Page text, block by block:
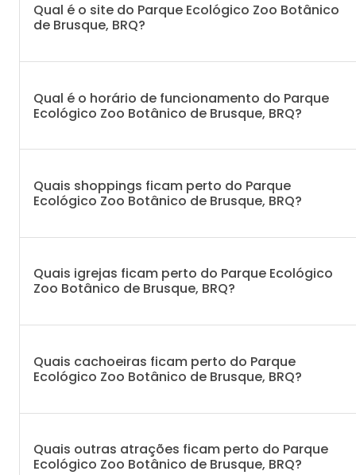
Qual é o site do Parque Ecológico Zoo Botânico
de Brusque, BRQ?
Qual é o horário de funcionamento do Parque
Ecológico Zoo Botânico de Brusque, BRQ?
Quais shoppings ficam perto do Parque
Ecológico Zoo Botânico de Brusque, BRQ?
Quais igrejas ficam perto do Parque Ecológico
Zoo Botânico de Brusque, BRQ?
Quais cachoeiras ficam perto do Parque
Ecológico Zoo Botânico de Brusque, BRQ?
Quais outras atrações ficam perto do Parque
Ecológico Zoo Botânico de Brusque, BRQ?